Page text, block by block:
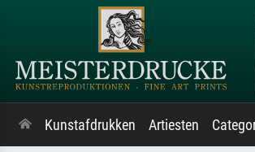
Kunstafdrukken Artiesten